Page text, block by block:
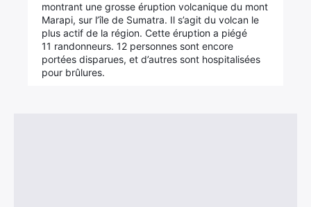
montrant une grosse éruption volcanique du mont
Marapi, sur l’île de Sumatra. Il s’agit du volcan le
plus actif de la région. Cette éruption a piégé
11 randonneurs. 12 personnes sont encore
portées disparues, et d’autres sont hospitalisées
pour brûlures.